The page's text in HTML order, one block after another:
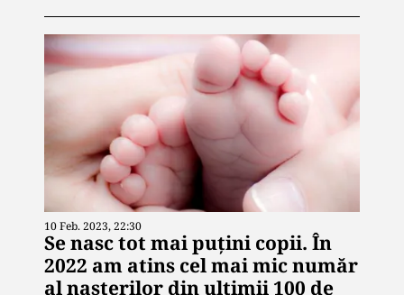
10 Feb. 2023, 22:30
Se nasc tot mai puțini copii. În
2022 am atins cel mai mic număr
al naşterilor din ultimii 100 de